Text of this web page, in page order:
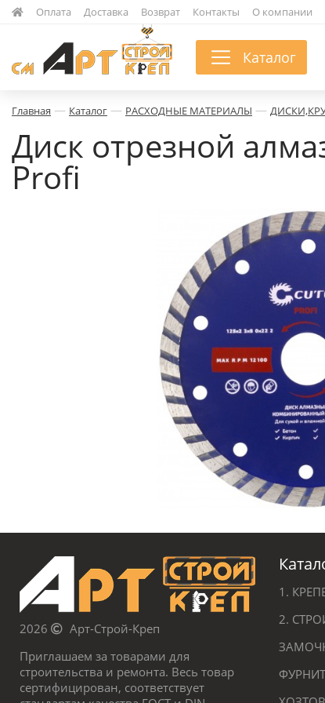
Оплата Доставка Возврат Контакты О компании
Каталог
Главная — Каталог — РАСХОДНЫЕ МАТЕРИАЛЫ —
Диск отрезной
Profi
2026
Арт-Строй-Креп
Приглашаем за товарами для
строительства и ремонта. Весь товар
сертифицирован, соответствует
1.
2.